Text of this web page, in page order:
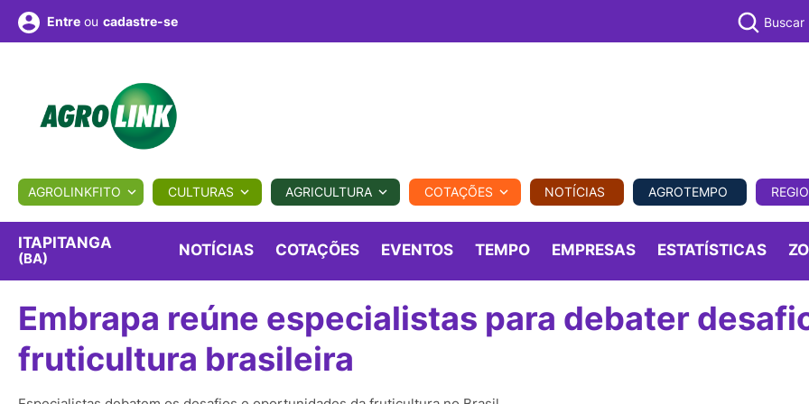
BIOLÓGICOS COTAÇÕES NOTÍCIAS AGROTEMPO REGIONAL COMERCIAL AGROVIAGENS
Conversor Eventos
Vídeos
Entre ou cadastre-se Buscar
AGROLINKFITO CULTURAS AGRICULTURA COTAÇÕES NOTÍCIAS AGROTEMPO
ITAPITANGA
(BA) NOTÍCIAS COTAÇÕES EVENTOS TEMPO EMPRESAS ESTATÍSTICAS
Embrapa reúne especialistas para debater
fruticultura brasileira